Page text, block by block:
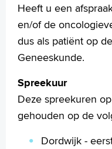
Heeft u een
en/of de
dus als patiënt op
Geneeskunde.
Spreekuur
Deze spreekuren
gehouden op de
Dordwijk -